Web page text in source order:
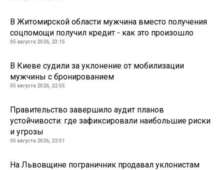
В Житомирской области мужчина вместо получения
соцпомощи получил кредит - как это произошло
05 августа 2026, 23:15
В Киеве судили за уклонение от мобилизации
мужчины с бронированием
05 августа 2026, 22:55
Правительство завершило аудит планов
устойчивости: где зафиксировали наибольшие риски
и угрозы
05 августа 2026, 22:51
На Львовщине пограничник продавал уклонистам